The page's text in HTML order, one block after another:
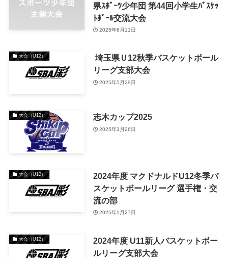
県ｽﾎﾟｰﾂ少年団 第44回小学生ﾊﾞｽｹｯ
ﾄﾎﾞｰﾙ交流大会
2025年6月11日
大会（U12）
埼玉県Ｕ12秋季バスケットボール
リーグ支部大会
2025年5月29日
大会（U12） 志木カップ2025
2025年3月26日
大会（U12）
2024年度 マクドナルドU12冬季バ
スケットボールリーグ 選⼿権・交
流の部
2025年1月27日
大会（U12）
2024年度 U11新⼈バスケットボー
ルリーグ⽀部⼤会